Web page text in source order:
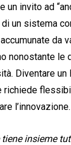
un invito ad
un sistema
da
nonostante le
Diventare un
richiede
l’innovazione.
tiene insieme